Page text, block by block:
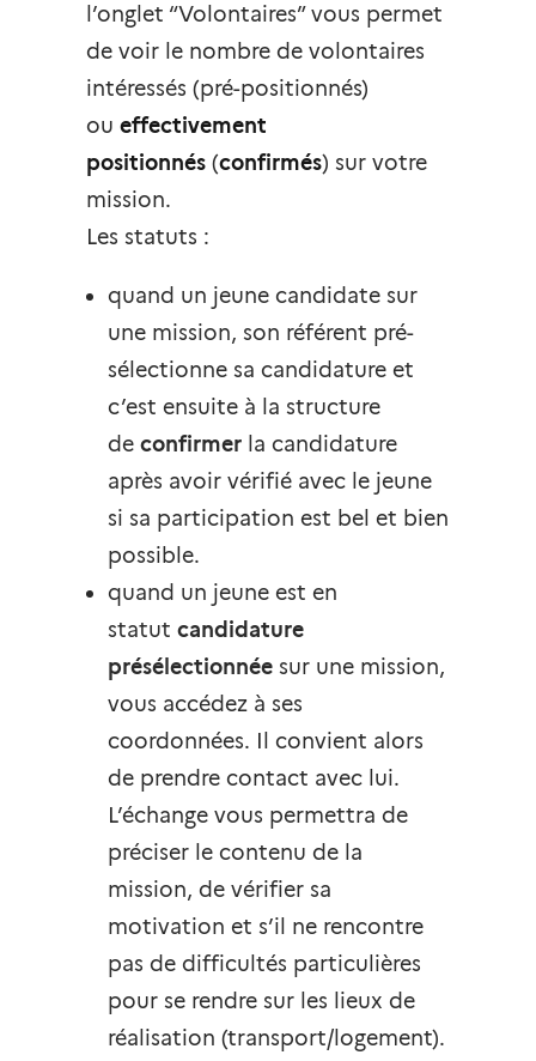
l’onglet “Volontaires” vous permet
de voir le nombre de volontaires
intéressés (pré-positionnés)
ou effectivement
positionnés (confirmés) sur votre
mission.
Les statuts :
quand un jeune candidate sur
une mission, son référent pré-
sélectionne sa candidature et
c’est ensuite à la structure
de confirmer la candidature
après avoir vérifié avec le jeune
si sa participation est bel et bien
possible.
quand un jeune est en
statut candidature
présélectionnée sur une mission,
vous accédez à ses
coordonnées. Il convient alors
de prendre contact avec lui.
L’échange vous permettra de
préciser le contenu de la
mission, de vérifier sa
motivation et s’il ne rencontre
pas de difficultés particulières
pour se rendre sur les lieux de
réalisation (transport/logement).